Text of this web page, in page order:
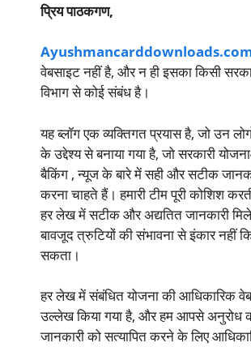
प्रिय पाठकगण,
वेबसाइट नहीं है, और न ही इसका किसी
विभाग से कोई संबंध है।
यह ब्लॉग एक व्यक्तिगत प्रयास है, जो उन
के उद्देश्य से बनाया गया है, जो सरकारी
बैकिंग , न्यूज के बारे में सही और सटीक
करना चाहते हैं। हमारी टीम पूरी कोशिश
हर लेख में सटीक और अद्यतित जानकारी
बावजूद त्रुटियों की संभावना से इंकार नहीं
सकता।
हर लेख में संबंधित योजना की आधिकारिक
उल्लेख किया गया है, और हम आपसे अनुरोध
जानकारी को सत्यापित करने के लिए